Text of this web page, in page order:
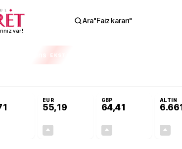
var!
Ara"Faiz kararı"
EKSTRA
EUR
55,19
GBP
64,41
ALTIN
6.661